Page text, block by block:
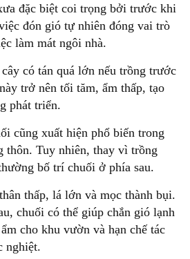
đặc biệt coi trọng bởi trước khi
đón gió tự nhiên đóng vai trò
làm mát ngôi nhà.
có tán quá lớn nếu trồng trước
trở nên tối tăm, ẩm thấp, tạo
phát triển.
cũng xuất hiện phổ biến trong
thôn. Tuy nhiên, thay vì trồng
bố trí chuối ở phía sau.
thấp, lá lớn và mọc thành bụi.
chuối có thể giúp chắn gió lạnh
cho khu vườn và hạn chế tác
nghiệt.